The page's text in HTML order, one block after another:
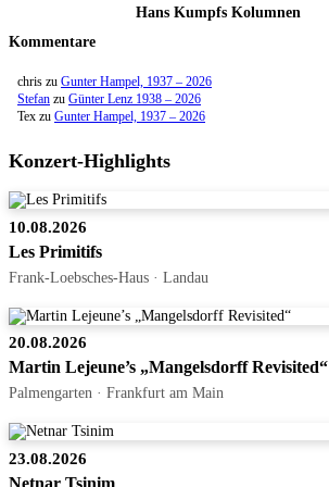
Hans Kumpfs Kolumnen
Kommentare
chris zu Gunter Hampel, 1937 – 2026
Stefan zu Günter Lenz 1938 – 2026
Tex zu Gunter Hampel, 1937 – 2026
Konzert-Highlights
10.08.2026
Les Primitifs
Frank-Loebsches-Haus · Landau
20.08.2026
Martin Lejeune’s „Mangelsdorff Revisited“
Palmengarten · Frankfurt am Main
23.08.2026
Netnar Tsinim